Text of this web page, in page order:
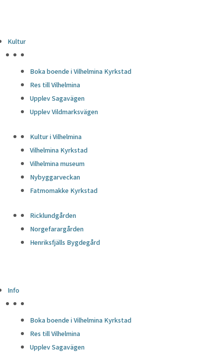
Kultur
Boka boende i Vilhelmina Kyrkstad
Res till Vilhelmina
Upplev Sagavägen
Upplev Vildmarksvägen
Kultur i Vilhelmina
Vilhelmina Kyrkstad
Vilhelmina museum
Nybyggarveckan
Fatmomakke Kyrkstad
Ricklundgården
Norgefarargården
Henriksfjälls Bygdegård
Info
Boka boende i Vilhelmina Kyrkstad
Res till Vilhelmina
Upplev Sagavägen